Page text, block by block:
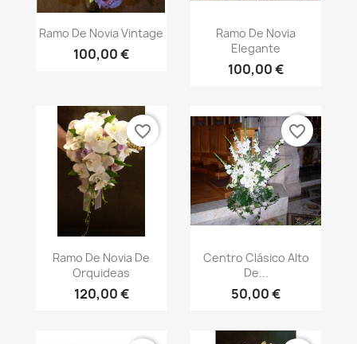
Vista rápida
Ramo De Novia Vintage
100,00 €
Vista rápida
Ramo De Novia
Elegante
100,00 €
Vista rápida
Ramo De Novia De
Orquideas
120,00 €
favorite_border
Vista rápida
Centro Clásico Alto
De...
50,00 €
favorite_border